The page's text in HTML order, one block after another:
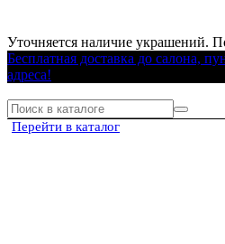
Уточняется наличие украшений.
Бесплатная доставка до салона,
адреса!
Перейти в каталог